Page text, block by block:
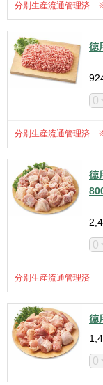
分別生産流通管理済
徳
分別生産流通管理済
徳
分別生産流通管理済
徳